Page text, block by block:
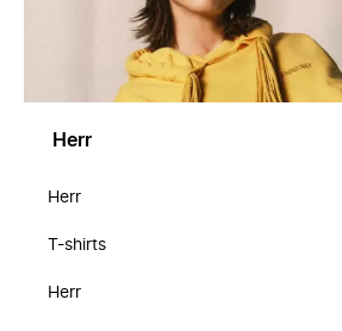
Herr
Herr
T-shirts
Herr